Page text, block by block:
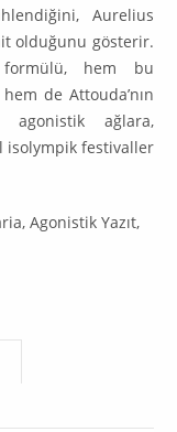
Aurelius
olduğunu gösterir.
formülü, hem bu
de Attouda’nın
agonistik ağlara,
isolympik festivaller
Agonistik Yazıt,